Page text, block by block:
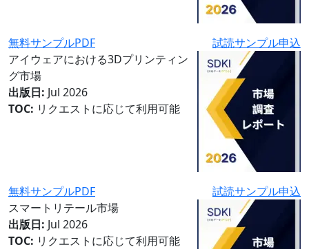
無料サンプルPDF
試読サンプル申込
アイウェアにおける3Dプリンティン
グ市場
出版日: Jul 2026
TOC: リクエストに応じて利用可能
無料サンプルPDF
試読サンプル申込
スマートリテール市場
出版日: Jul 2026
TOC: リクエストに応じて利用可能